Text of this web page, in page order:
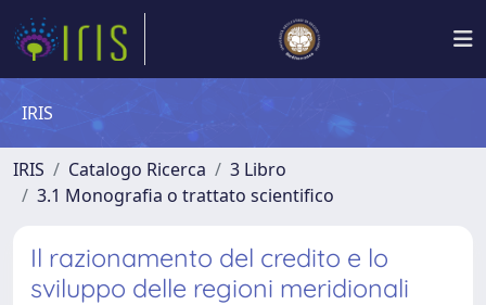
IRIS
IRIS Catalogo Ricerca
3 Libro
3.1 Monografia o trattato scientifico
Il razionamento del credito e lo
sviluppo delle regioni meridionali